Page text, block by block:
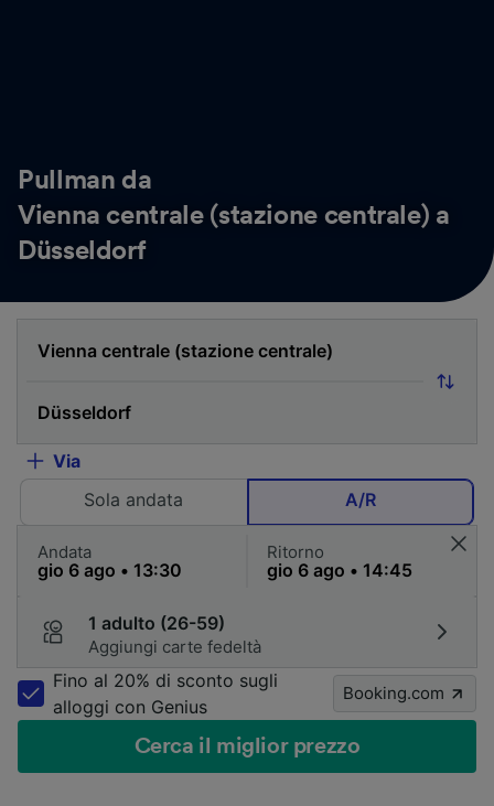
Pullman da
Vienna centrale (stazione centrale) a
Düsseldorf
Via
Sola andata
A/R
Andata Ritorno
1 adulto (26-59)
Aggiungi carte fedeltà
Fino al 20% di sconto sugli
alloggi con Genius
Booking.com
Cerca il miglior prezzo